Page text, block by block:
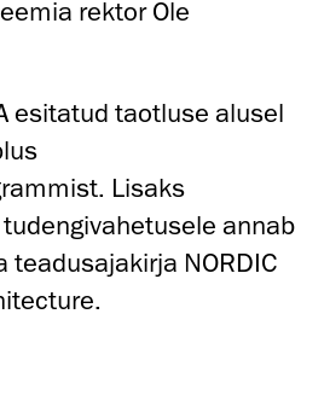
rektor Ole
esitatud taotluse alusel
Lisaks
annab
teadusajakirja NORDIC